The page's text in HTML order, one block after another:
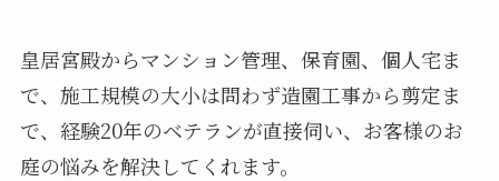
皇居宮殿からマンション管理、保育園、個人宅ま
で、施工規模の大小は問わず造園工事から剪定ま
で、経験20年のベテランが直接伺い、お客様のお
庭の悩みを解決してくれます。